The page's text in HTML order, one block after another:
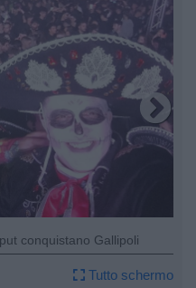
conquistano Gallipoli
Tutto schermo